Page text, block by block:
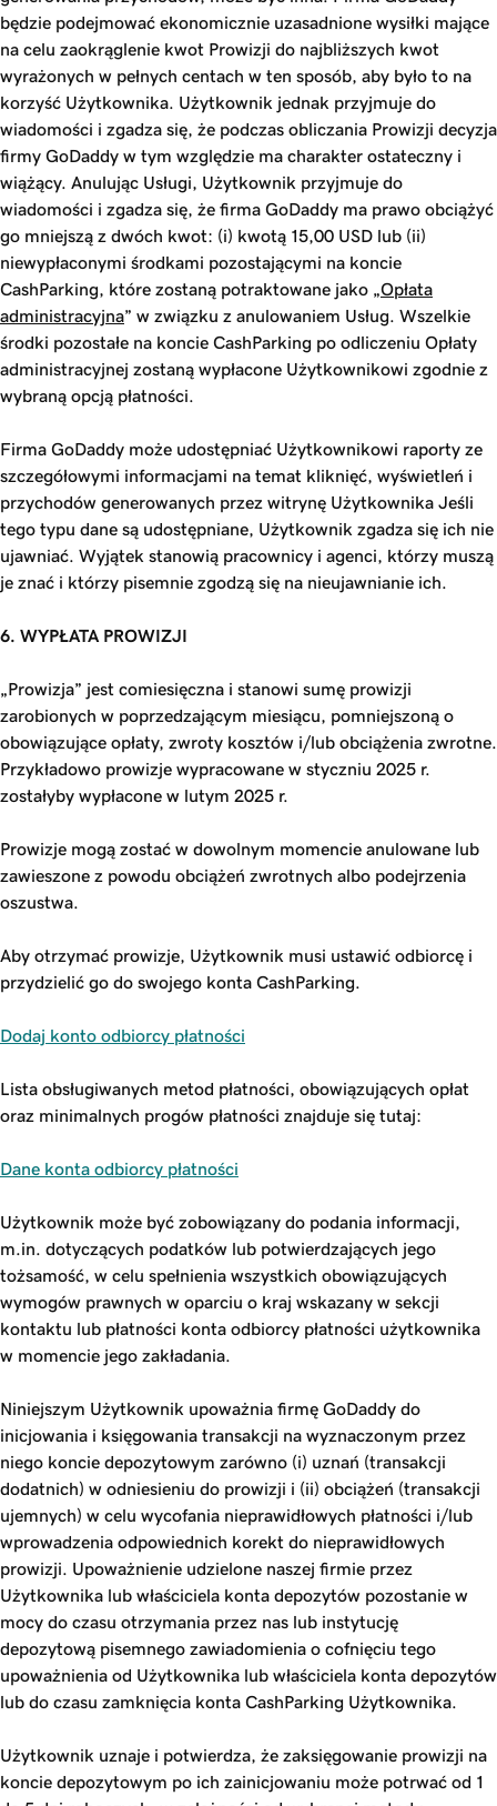
będzie podejmować ekonomicznie uzasadnione wysiłki mające
na celu zaokrąglenie kwot Prowizji do najbliższych kwot
wyrażonych w pełnych centach w ten sposób, aby było to na
korzyść Użytkownika. Użytkownik jednak przyjmuje do
wiadomości i zgadza się, że podczas obliczania Prowizji decyzja
firmy GoDaddy w tym względzie ma charakter ostateczny i
wiążący. Anulując Usługi, Użytkownik przyjmuje do
wiadomości i zgadza się, że firma GoDaddy ma prawo obciążyć
go mniejszą z dwóch kwot: (i) kwotą 15,00 USD lub (ii)
niewypłaconymi środkami pozostającymi na koncie
CashParking, które zostaną potraktowane jako „ Opłata
administracyjna” w związku z anulowaniem Usług. Wszelkie
środki pozostałe na koncie CashParking po odliczeniu Opłaty
administracyjnej zostaną wypłacone Użytkownikowi zgodnie z
wybraną opcją płatności.
Firma GoDaddy może udostępniać Użytkownikowi raporty ze
szczegółowymi informacjami na temat kliknięć, wyświetleń i
przychodów generowanych przez witrynę Użytkownika Jeśli
tego typu dane są udostępniane, Użytkownik zgadza się ich nie
ujawniać. Wyjątek stanowią pracownicy i agenci, którzy muszą
je znać i którzy pisemnie zgodzą się na nieujawnianie ich.
6. WYPŁATA PROWIZJI
„Prowizja” jest comiesięczna i stanowi sumę prowizji
zarobionych w poprzedzającym miesiącu, pomniejszoną o
obowiązujące opłaty, zwroty kosztów i/lub obciążenia zwrotne.
Przykładowo prowizje wypracowane w styczniu 2025 r.
zostałyby wypłacone w lutym 2025 r.
Prowizje mogą zostać w dowolnym momencie anulowane lub
zawieszone z powodu obciążeń zwrotnych albo podejrzenia
oszustwa.
Aby otrzymać prowizje, Użytkownik musi ustawić odbiorcę i
przydzielić go do swojego konta CashParking.
Dodaj konto odbiorcy płatności
Lista obsługiwanych metod płatności, obowiązujących opłat
oraz minimalnych progów płatności znajduje się tutaj:
Dane konta odbiorcy płatności
Użytkownik może być zobowiązany do podania informacji,
m.in. dotyczących podatków lub potwierdzających jego
tożsamość, w celu spełnienia wszystkich obowiązujących
wymogów prawnych w oparciu o kraj wskazany w sekcji
kontaktu lub płatności konta odbiorcy płatności użytkownika
w momencie jego zakładania.
Niniejszym Użytkownik upoważnia firmę GoDaddy do
inicjowania i księgowania transakcji na wyznaczonym przez
niego koncie depozytowym zarówno (i) uznań (transakcji
dodatnich) w odniesieniu do prowizji i (ii) obciążeń (transakcji
ujemnych) w celu wycofania nieprawidłowych płatności i/lub
wprowadzenia odpowiednich korekt do nieprawidłowych
prowizji. Upoważnienie udzielone naszej firmie przez
Użytkownika lub właściciela konta depozytów pozostanie w
mocy do czasu otrzymania przez nas lub instytucję
depozytową pisemnego zawiadomienia o cofnięciu tego
upoważnienia od Użytkownika lub właściciela konta depozytów
lub do czasu zamknięcia konta CashParking Użytkownika.
Użytkownik uznaje i potwierdza, że zaksięgowanie prowizji na
koncie depozytowym po ich zainicjowaniu może potrwać od 1